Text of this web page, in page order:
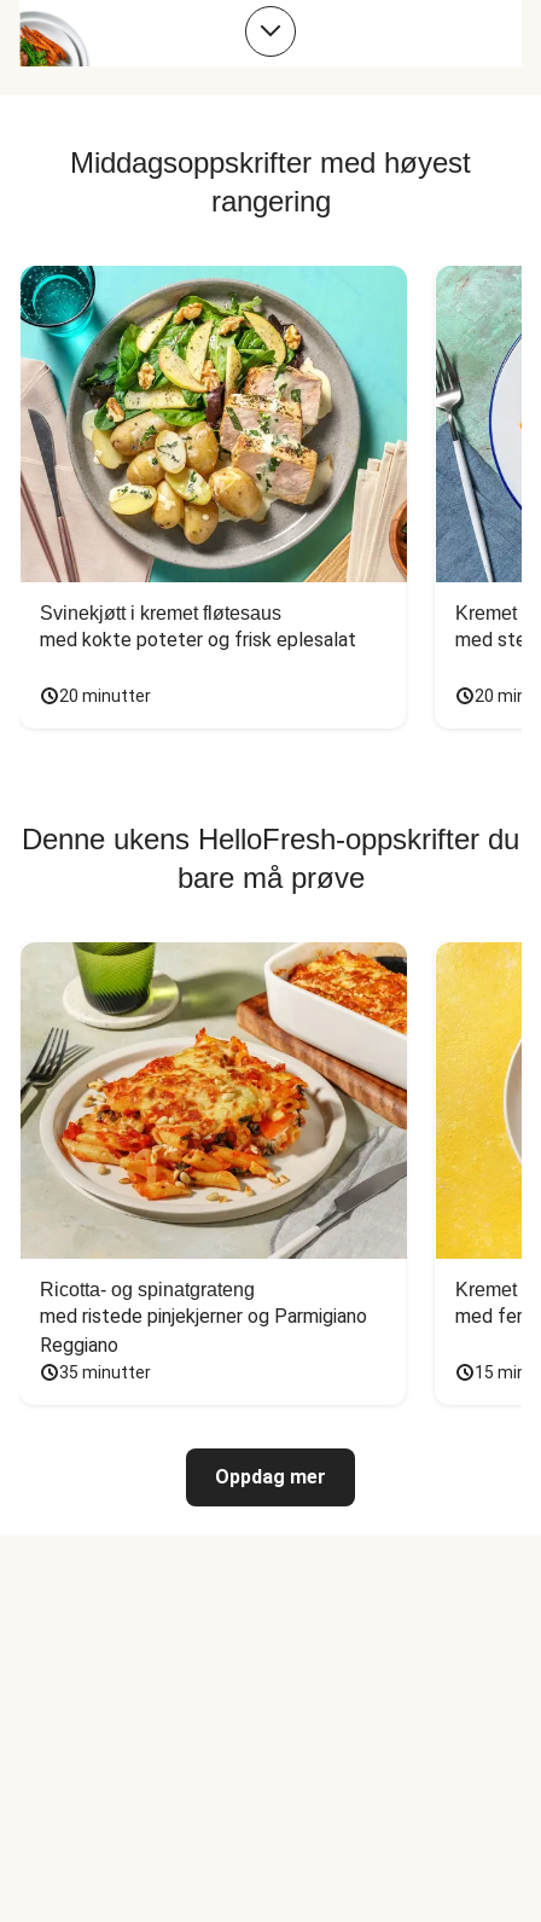
Tomatoppskrifter
Middagsoppskrifter med høyest
rangering
Svinekjøtt i kremet fløtesaus
med kokte poteter og frisk eplesalat
20 minutter
Kremet
med
20
Denne ukens HelloFresh-oppskrifter du
bare må prøve
Ricotta- og spinatgrateng
med ristede pinjekjerner og Parmigiano
Reggiano
35 minutter
Kremet
med
15
Oppdag mer